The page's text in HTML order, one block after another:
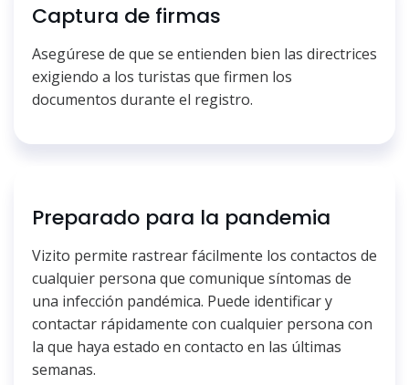
Captura de firmas
Asegúrese de que se entienden bien las directrices
exigiendo a los turistas que firmen los
documentos durante el registro.
Preparado para la pandemia
Vizito permite rastrear fácilmente los contactos de
cualquier persona que comunique síntomas de
una infección pandémica. Puede identificar y
contactar rápidamente con cualquier persona con
la que haya estado en contacto en las últimas
semanas.